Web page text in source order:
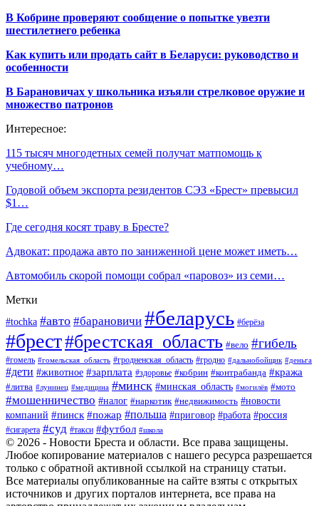
В Кобрине проверяют сообщение о попытке увезти
шестилетнего ребенка
Как купить или продать сайт в Беларуси: руководство и
особенности
В Барановичах у школьника изъяли стрелковое оружие и
множество патронов
Интересное:
115 тысяч многодетных семей получат матпомощь к
учебному…
Годовой объем экспорта резидентов СЭЗ «Брест» превысил
$1…
Где сегодня косят траву в Бресте?
Адвокат: продажа авто по заниженной цене может иметь…
Автомобиль скорой помощи собрал «паровоз» из семи…
Метки
#tochka #авто #барановичи #беларусь #берёза
#брест#брестская_область #вело #гибель
#гомель #гомельская_область #гродненская_область #гродно #дальнобойщик #деньга
#дети #животное #зарплата #здоровье #кобрин #контрабанда #кража
#литва #лунинец #медицина #минск #минская_область #могилёв #мото
#мошенничество #налог #наркотик #недвижимость #новости
компаний #пинск #пожар #польша #приговор #работа #россия
#сигарета #суд #такси #футбол #школа
© 2026 - Новости Бреста и области. Все права защищены.
Любое копирование материалов с нашего ресурса разрешается
только с обратной активной ссылкой на страницу статьи.
Все материалы опубликованные на сайте взяты с открытых
источников и других порталов интернета, все права на